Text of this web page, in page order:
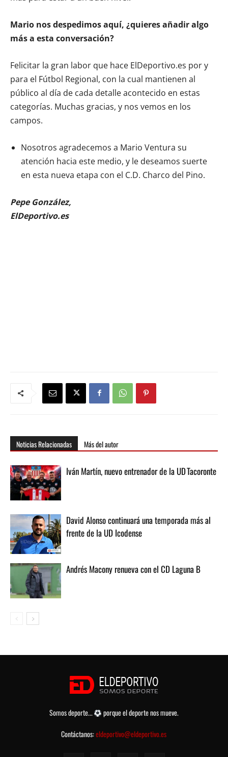
Mario nos despedimos aquí, ¿quieres añadir algo
más a esta conversación?
Felicitar la gran labor que hace ElDeportivo.es por y
para el Fútbol Regional, con la cual mantienen al
público al día de cada detalle acontecido en estas
categorías. Muchas gracias, y nos vemos en los
campos.
Nosotros agradecemos a Mario Ventura su
atención hacia este medio, y le deseamos suerte
en esta nueva etapa con el C.D. Charco del Pino.
Pepe González,
ElDeportivo.es
Noticias Relacionadas Más del autor
Iván Martín, nuevo entrenador de la UD Tacoronte
David Alonso continuará una temporada más al
frente de la UD Icodense
Andrés Macony renueva con el CD Laguna B
Somos deporte...
porque el deporte nos mueve.
Contáctanos:eldeportivo@eldeportivo.es